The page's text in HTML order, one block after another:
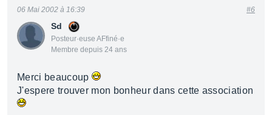
Sd
Posteur·euse AFfiné·e
Membre depuis 24 ans
06 Mai 2002 à 16:39 #6
Merci beaucoup
J'espere trouver mon bonheur dans cette association